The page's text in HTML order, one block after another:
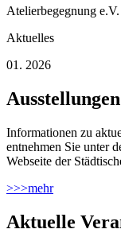
Atelierbegegnung e.V.
Aktuelles
01. 2026
Informationen zu
entnehmen Sie unter
Webseite der
>>>mehr
Aktuelle